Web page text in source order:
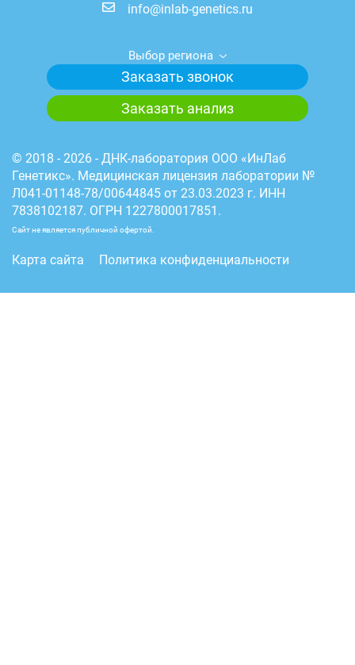
info@inlab-genetics.ru
Выбор региона
Заказать звонок
Заказать анализ
© 2018 - 2026 - ДНК-лаборатория ООО «ИнЛаб
Генетикс». Медицинская лицензия лаборатории №
Л041-01148-78/00644845 от 23.03.2023 г. ИНН
7838102187. ОГРН 1227800017851.
Сайт не является публичной офертой.
Карта сайта Политика конфиденциальности